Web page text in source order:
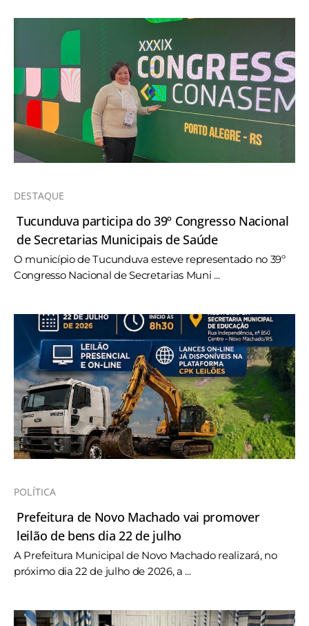
DESTAQUE
Tucunduva participa do 39º Congresso Nacional
de Secretarias Municipais de Saúde
O município de Tucunduva esteve representado no 39º
Congresso Nacional de Secretarias Muni ...
POLÍTICA
Prefeitura de Novo Machado vai promover
leilão de bens dia 22 de julho
A Prefeitura Municipal de Novo Machado realizará, no
próximo dia 22 de julho de 2026, a ...